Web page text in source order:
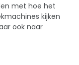
met hoe het
kijken
ook naar